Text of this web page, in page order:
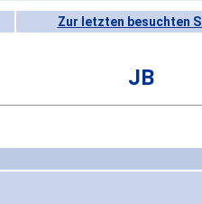
Zur letzten besuchten
JB